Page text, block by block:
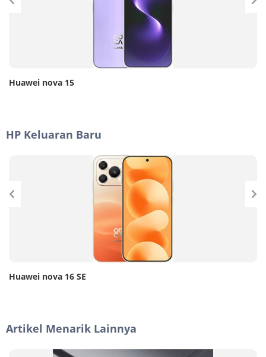
Huawei nova 15
HP Keluaran Baru
Huawei nova 16 SE
Artikel Menarik Lainnya